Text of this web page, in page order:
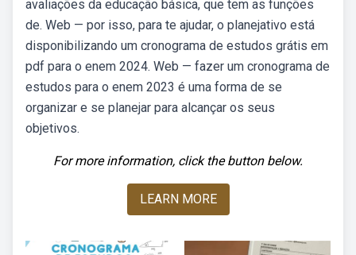
avaliações da educação básica, que tem as funções
de. Web — por isso, para te ajudar, o planejativo está
disponibilizando um cronograma de estudos grátis em
pdf para o enem 2024. Web — fazer um cronograma de
estudos para o enem 2023 é uma forma de se
organizar e se planejar para alcançar os seus
objetivos.
For more information, click the button below.
LEARN MORE